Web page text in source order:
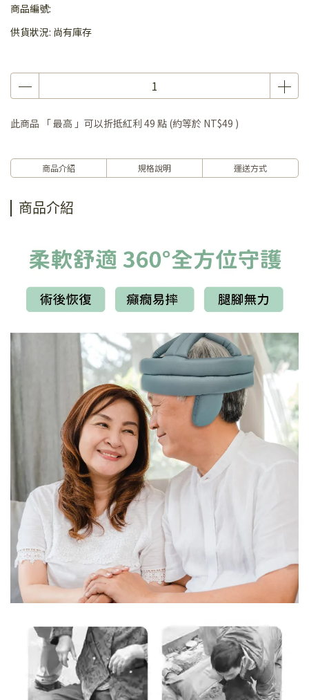
商品編號:
供貨狀況: 尚有庫存
此商品 「 最高 」可以折抵紅利 49 點 (約等於 NT$49 )
商品介紹 規格說明 運送方式
商品介紹